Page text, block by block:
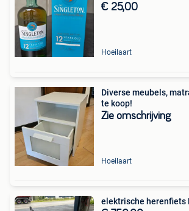
€ 25,00
Hoeilaart
Diverse meubels,
te koop!
Zie omschrijving
Hoeilaart
elektrische herenfiets